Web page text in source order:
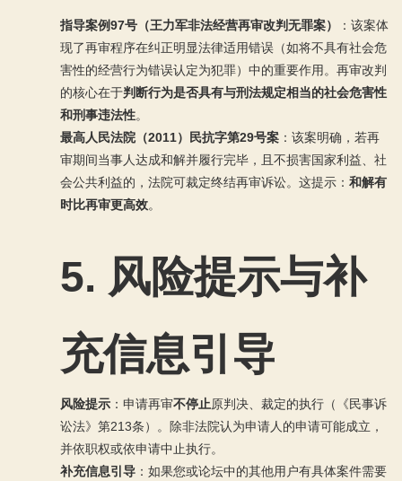
指导案例97号（王力军非法经营再审改判无罪案）
：该案体
现了再审程序在纠正明显法律适用错误（如将不具有社会危
害性的经营行为错误认定为犯罪）中的重要作用。再审改判
的核心在于判断行为是否具有与刑法规定相当的社会危害性
和刑事违法性。
最高人民法院（2011）民抗字第29号案 ：该案明确，若再
审期间当事人达成和解并履行完毕，且不损害国家利益、社
会公共利益的，法院可裁定终结再审诉讼。这提示： 和解有
时比再审更高效。
5. 风险提示与补
充信息引导
风险提示 ：申请再审不停止原判决、裁定的执行（《民事诉
讼法》第213条）。除非法院认为申请人的申请可能成立，
并依职权或依申请中止执行。
补充信息引导 ：如果您或论坛中的其他用户有具体案件需要